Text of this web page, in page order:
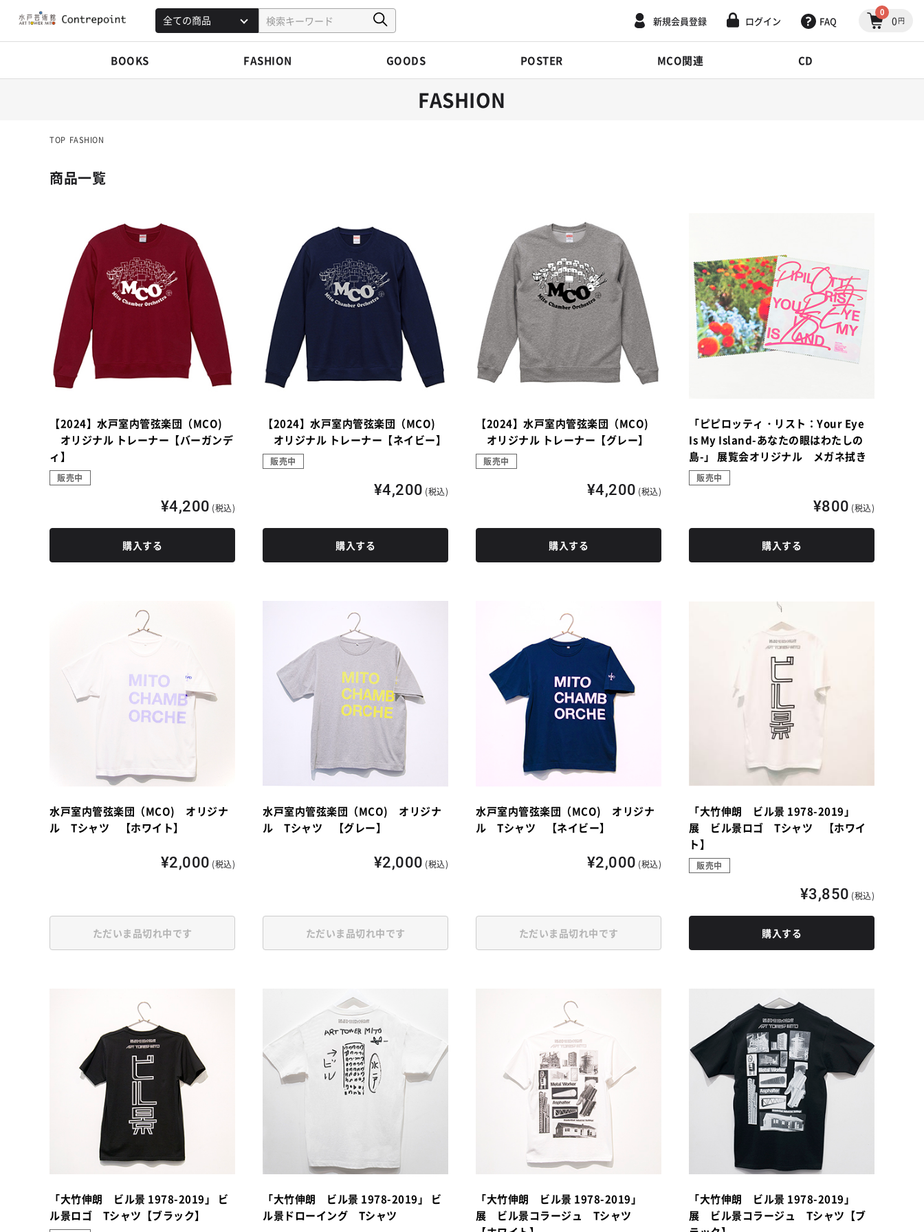
新規会員登録 ログイン FAQ
0
0 円
BOOKS FASHION GOODS POSTER MCO関連 CD
FASHION
TOP FASHION
商品一覧
【2024】水戸室内管弦楽団（MCO)
オリジナル トレーナー【バーガンデ
ィ】
販売中
¥4,200 (税込)
購入する
【2024】水戸室内管弦楽団（MCO)
オリジナル トレーナー【ネイビー】
販売中
¥4,200 (税込)
購入する
【2024】水戸室内管弦楽団（MCO)
オリジナル トレーナー【グレー】
販売中
¥4,200 (税込)
購入する
「ピピロッティ・リスト：Your Eye
Is My Island-あなたの眼はわたしの
島-」 展覧会オリジナル メガネ拭き
販売中
¥800 (税込)
購入する
水戸室内管弦楽団（MCO) オリジナ
ル Tシャツ 【ホワイト】
¥2,000 (税込)
ただいま品切れ中です
水戸室内管弦楽団（MCO) オリジナ
ル Tシャツ 【グレー】
¥2,000 (税込)
ただいま品切れ中です
水戸室内管弦楽団（MCO) オリジナ
ル Tシャツ 【ネイビー】
¥2,000 (税込)
ただいま品切れ中です
「大竹伸朗 ビル景 1978-2019」
展 ビル景ロゴ Tシャツ 【ホワイ
ト】
販売中
¥3,850 (税込)
購入する
「大竹伸朗 ビル景 1978-2019」 ビ
ル景ロゴ Tシャツ【ブラック】
「大竹伸朗 ビル景 1978-2019」 ビ
ル景ドローイング Tシャツ
「大竹伸朗 ビル景 1978-2019」
展 ビル景コラージュ Tシャツ
「大竹伸朗 ビル景 1978-2019」
展 ビル景コラージュ Tシャツ【ブ